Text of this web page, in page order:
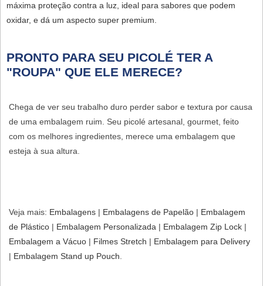
máxima proteção contra a luz, ideal para sabores que podem
oxidar, e dá um aspecto super premium.
PRONTO PARA SEU PICOLÉ TER A
"ROUPA" QUE ELE MERECE?
Chega de ver seu trabalho duro perder sabor e textura por causa
de uma embalagem ruim. Seu picolé artesanal, gourmet, feito
com os melhores ingredientes, merece uma embalagem que
esteja à sua altura.
Veja mais: Embalagens | Embalagens de Papelão ​ | Embalagem
de Plástico ​ | Embalagem Personalizada​ | Embalagem Zip Lock ​ |
Embalagem a Vácuo | Filmes Stretch | Embalagem para Delivery
| Embalagem Stand up Pouch